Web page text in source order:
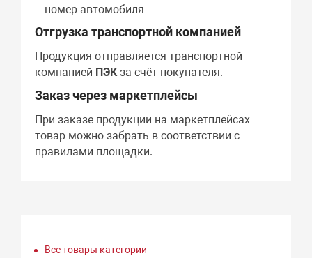
номер автомобиля
Отгрузка транспортной компанией
Продукция отправляется транспортной
компанией ПЭКза счёт покупателя.
Заказ через маркетплейсы
При заказе продукции на маркетплейсах
товар можно забрать в соответствии с
правилами площадки.
Все товары категории